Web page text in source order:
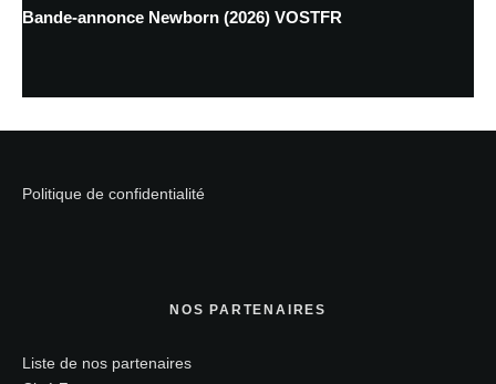
Bande-annonce Newborn (2026) VOSTFR
Politique de confidentialité
NOS PARTENAIRES
Liste de nos partenaires